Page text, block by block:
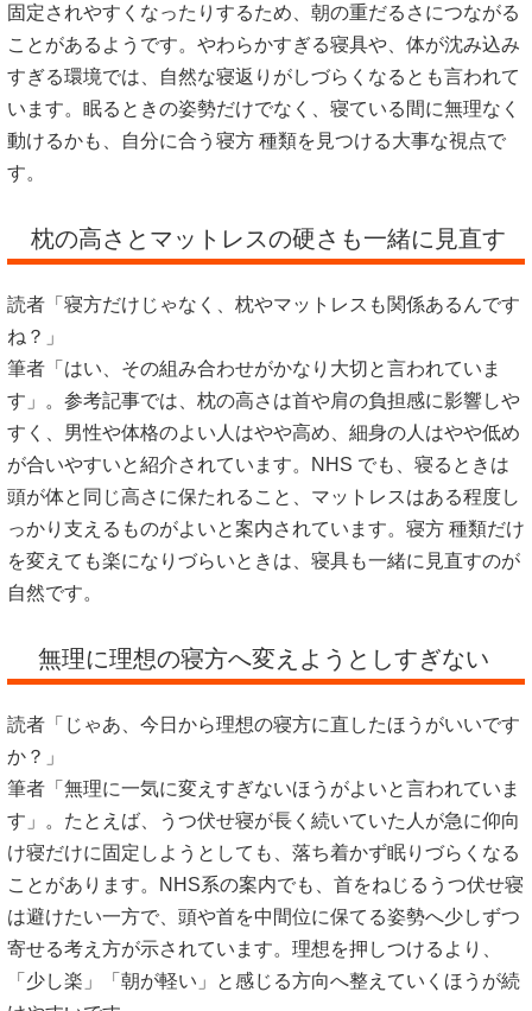
固定されやすくなったりするため、朝の重だるさにつながる
ことがあるようです。やわらかすぎる寝具や、体が沈み込み
すぎる環境では、自然な寝返りがしづらくなるとも言われて
います。眠るときの姿勢だけでなく、寝ている間に無理なく
動けるかも、自分に合う寝方 種類を見つける大事な視点で
す。
枕の高さとマットレスの硬さも一緒に見直す
読者「寝方だけじゃなく、枕やマットレスも関係あるんです
ね？」
筆者「はい、その組み合わせがかなり大切と言われていま
す」。参考記事では、枕の高さは首や肩の負担感に影響しや
すく、男性や体格のよい人はやや高め、細身の人はやや低め
が合いやすいと紹介されています。NHS でも、寝るときは
頭が体と同じ高さに保たれること、マットレスはある程度し
っかり支えるものがよいと案内されています。寝方 種類だけ
を変えても楽になりづらいときは、寝具も一緒に見直すのが
自然です。
無理に理想の寝方へ変えようとしすぎない
読者「じゃあ、今日から理想の寝方に直したほうがいいです
か？」
筆者「無理に一気に変えすぎないほうがよいと言われていま
す」。たとえば、うつ伏せ寝が長く続いていた人が急に仰向
け寝だけに固定しようとしても、落ち着かず眠りづらくなる
ことがあります。NHS系の案内でも、首をねじるうつ伏せ寝
は避けたい一方で、頭や首を中間位に保てる姿勢へ少しずつ
寄せる考え方が示されています。理想を押しつけるより、
「少し楽」「朝が軽い」と感じる方向へ整えていくほうが続